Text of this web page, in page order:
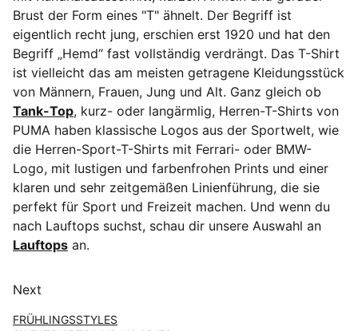
Brust der Form eines "T" ähnelt. Der Begriff ist
eigentlich recht jung, erschien erst 1920 und hat den
Begriff „Hemd“ fast vollständig verdrängt. Das T-Shirt
ist vielleicht das am meisten getragene Kleidungsstück
von Männern, Frauen, Jung und Alt. Ganz gleich ob
Tank-Top, kurz- oder langärmlig, Herren-T-Shirts von
PUMA haben klassische Logos aus der Sportwelt, wie
die Herren-Sport-T-Shirts mit Ferrari- oder BMW-
Logo, mit lustigen und farbenfrohen Prints und einer
klaren und sehr zeitgemäßen Linienführung, die sie
perfekt für Sport und Freizeit machen. Und wenn du
nach Lauftops suchst, schau dir unsere Auswahl an
Lauftops an.
Next
FRÜHLINGSSTYLES